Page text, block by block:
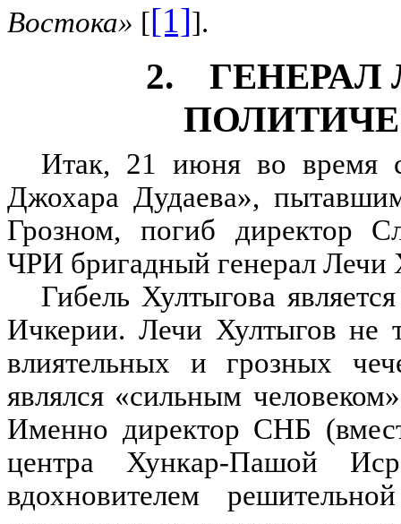
Востока» [[1]].
2. ГЕНЕРАЛ
Итак, 21 июня во время
Джохара Дудаева»,
Грозном, погиб директор
ЧРИ бригадный генерал Лечи
Гибель Хултыгова
Ичкерии. Лечи Хултыгов не
влиятельных и грозных
являлся «сильным
Именно директор СНБ
центра Хункар-Пашой
вдохновителем